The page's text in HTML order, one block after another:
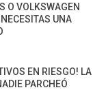
O VOLKSWAGEN
UNA
EN RIESGO! LA
PARCHEÓ